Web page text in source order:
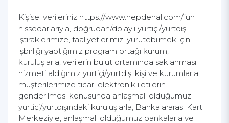
Kişisel verileriniz https://www.hepdenal.com/’un
hissedarlarıyla, doğrudan/dolaylı yurtiçi/yurtdışı
iştiraklerimize, faaliyetlerimizi yürütebilmek için
işbirliği yaptığımız program ortağı kurum,
kuruluşlarla, verilerin bulut ortamında saklanması
hizmeti aldığımız yurtiçi/yurtdışı kişi ve kurumlarla,
müşterilerimize ticari elektronik iletilerin
gönderilmesi konusunda anlaşmalı olduğumuz
yurtiçi/yurtdışındaki kuruluşlarla, Bankalararası Kart
Merkeziyle, anlaşmalı olduğumuz bankalarla ve